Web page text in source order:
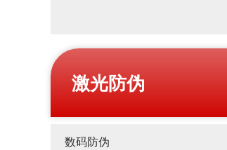
激光防伪
数码防伪